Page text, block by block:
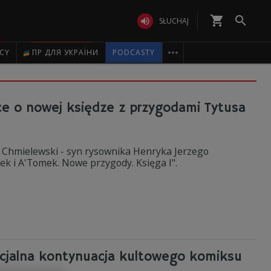
 SŁUCHAJ shopping_cart 
ПР ДЛЯ УКРАЇНИ PODCASTY 
o nowej księdze z przygodami Tytusa
- syn rysownika Henryka Jerzego
i A'Tomek. Nowe przygody. Księga I".
kontynuacja kultowego komiksu